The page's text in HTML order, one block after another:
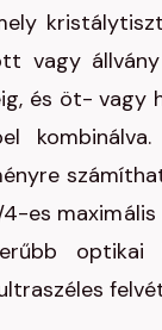
vagy
és öt-
es